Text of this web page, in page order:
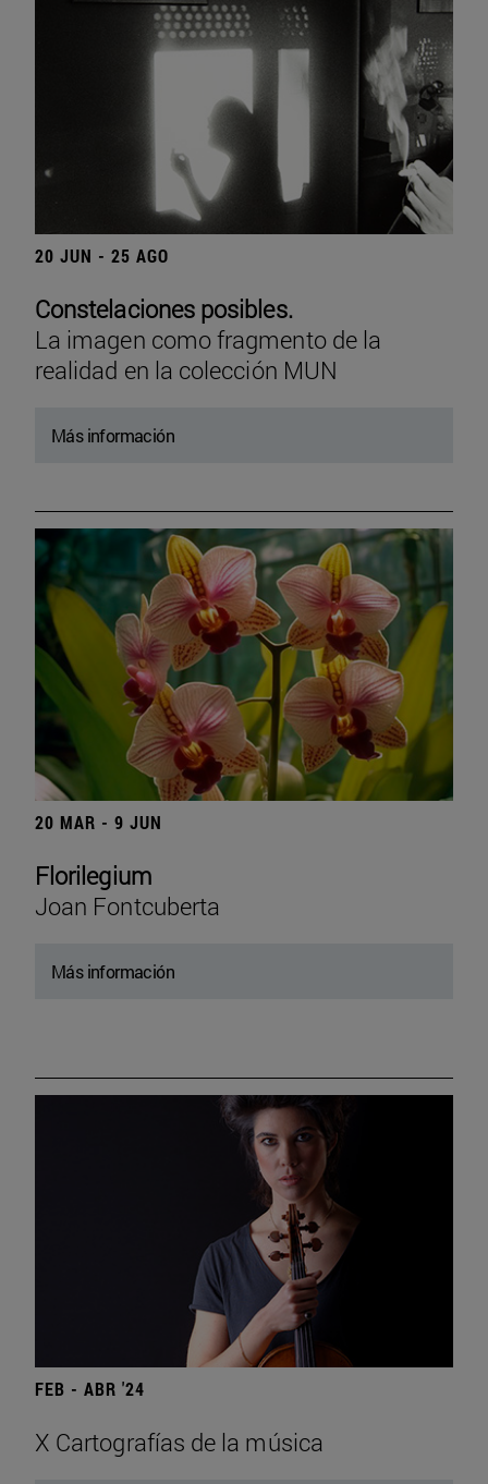
20 JUN - 25 AGO
Constelaciones posibles.
La imagen como fragmento de la
realidad en la colección MUN
Más información
20 MAR - 9 JUN
Florilegium
Joan Fontcuberta
Más información
FEB - ABR '24
X Cartografías de la música